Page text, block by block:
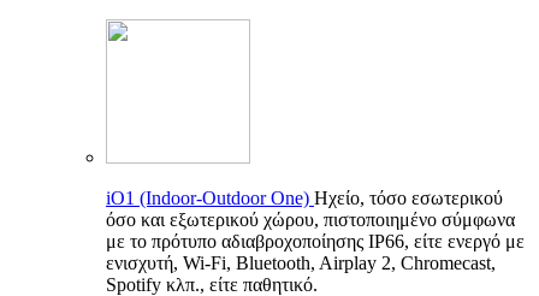
iO1 (Indoor-Outdoor One) Ηχείο, τόσο εσωτερικού
όσο και εξωτερικού χώρου, πιστοποιημένο σύμφωνα
με το πρότυπο αδιαβροχοποίησης IP66, είτε ενεργό με
ενισχυτή, Wi-Fi, Bluetooth, Airplay 2, Chromecast,
Spotify κλπ., είτε παθητικό.